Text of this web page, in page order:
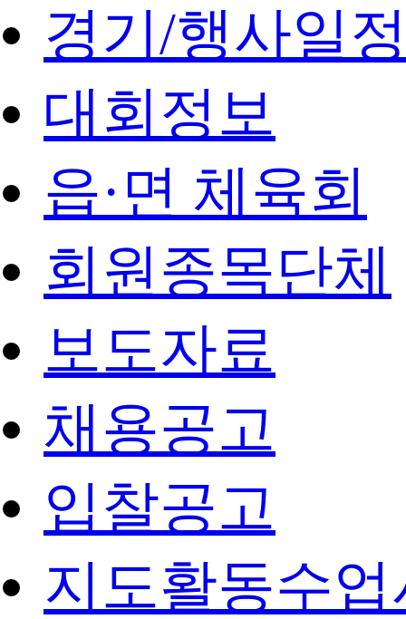
경기/행사일
대회정보
읍·면 체육회
회원종목단체
보도자료
채용공고
입찰공고
지도활동수